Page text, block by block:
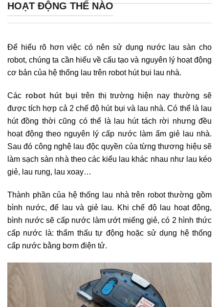
HOẠT ĐỘNG THẾ NÀO
Để hiểu rõ hơn việc có nên sử dụng nước lau sàn cho
robot, chúng ta cần hiểu về cấu tạo và nguyên lý hoạt động
cơ bản của hệ thống lau trên robot hút bụi lau nhà.
Các robot hút bụitrên thị trường hiện nay thường sẽ
được tích hợp cả 2 chế độ hút bụi và lau nhà. Có thể là lau
hút đồng thời cũng có thể là lau hút tách rời nhưng đều
hoạt động theo nguyên lý cấp nước làm ẩm giẻ lau nhà.
Sau đó công nghệ lau độc quyền của từng thương hiệu sẽ
làm sạch sàn nhà theo các kiểu lau khác nhau như lau kéo
giẻ, lau rung, lau xoay…
Thành phần của hệ thống lau nhà trên robot thường gồm
bình nước, đế lau và giẻ lau. Khi chế độ lau hoạt động,
bình nước sẽ cấp nước làm ướt miếng giẻ, có 2 hình thức
cấp nước là: thẩm thấu tự động hoặc sử dụng hệ thống
cấp nước bằng bơm điện tử.